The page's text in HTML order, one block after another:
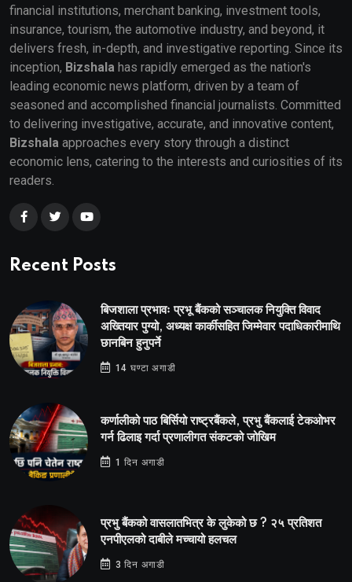
financial institutions, merchant banking, investment tools,
insurance, tourism, the automotive industry, and beyond, it
delivers fresh, in-depth, and investigative reporting. Since its
inception, Bizshala has rapidly emerged as the nation's
leading economic news platform, driven by a team of
seasoned and accomplished financial journalists. Committed
to delivering investigative, accurate, and innovative content,
Bizshala approaches every story through a distinct
economic lens, catering to the interests and curiosities of its
readers.
Recent Posts
बिजशाला प्रभावः प्रभू बैंकको सञ्चालक नियुक्ति विवाद
अख्तियार पुग्यो, अध्यक्ष कार्कीसहित जिम्मेवार पदाधिकारीमाथि
छानबिन हुनुपर्ने
14 घण्टा अगाडी
कर्णालीको पाठ बिर्सियो राष्ट्रबैंकले, प्रभु बैंकलाई टेकओभर
गर्न ढिलाइ गर्दा प्रणालीगत संकटको जोखिम
1 दिन अगाडी
प्रभु बैंकको वासलातभित्र के लुकेको छ ? २५ प्रतिशत
एनपीएलको दाबीले मच्चायो हलचल
3 दिन अगाडी